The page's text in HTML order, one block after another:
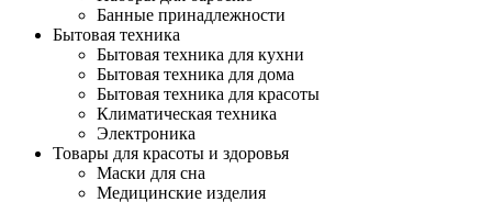
Банные принадлежности
Бытовая техника
Бытовая техника для кухни
Бытовая техника для дома
Бытовая техника для красоты
Климатическая техника
Электроника
Товары для красоты и здоровья
Маски для сна
Медицинские изделия